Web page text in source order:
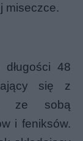
miseczce.
48
się z
ze sobą
i feniksów.